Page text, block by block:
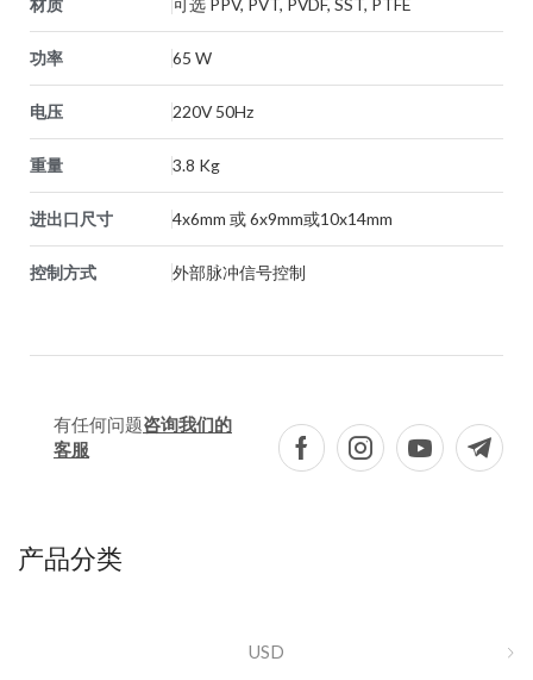
材质 可选 PPV, PVT, PVDF, SST, PTFE
功率 65 W
电压 220V 50Hz
重量 3.8 Kg
进出口尺寸 4x6mm 或 6x9mm或10x14mm
控制方式 外部脉冲信号控制
有任何问题咨询我们的
客服
产品分类
USD